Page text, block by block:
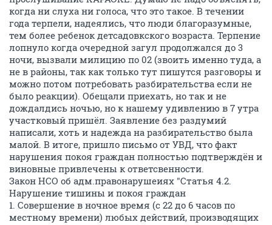
когда ни слуха ни голоса, что это такое. В течении
года терпели, надеялись, что люди благоразумные,
тем более ребенок детсадовкского возраста. Терпение
лопнуло когда очередной загул продолжался до 3
ночи, вызвали милицию по 02 (звоить именно туда, а
не в районы, так как только тут пишутся разговоры и
можно потом потребовать разбирательства если не
было реакции). Обещали приехать, но так и не
дождалдись ночью, но к нашему удивлению в 7 утра
участковый пришёл. Заявление без раздумий
написали, хоть и надежда на разбирательство была
малой. В итоге, пришло письмо от УВД, что факт
нарушения покоя граждан полностью подтверждён и
виновные привлечены к ответсвенности.
Закон НСО об адм.правонарушеиях "Статья 4.2.
Нарушение тишины и покоя граждан
1. Совершение в ночное время (с 22 до 6 часов по
местному времени) любых действий, производящих